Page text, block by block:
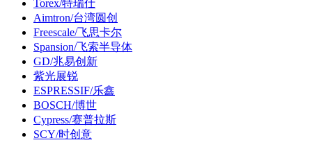
Torex/特瑞仕
Aimtron/台湾圆创
Freescale/飞思卡尔
Spansion/飞索半导体
GD/兆易创新
紫光展锐
ESPRESSIF/乐鑫
BOSCH/博世
Cypress/赛普拉斯
SCY/时创意